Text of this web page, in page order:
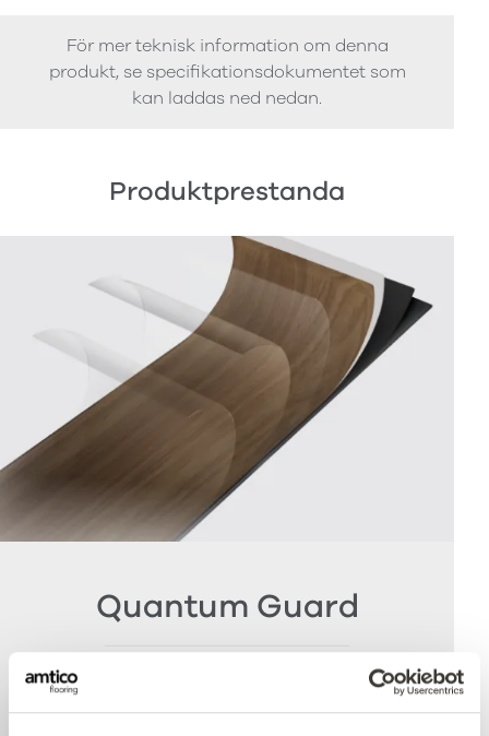
För mer teknisk information om denna
produkt, se specifikationsdokumentet som
kan laddas ned nedan.
Produktprestanda
Quantum Guard
The crowning feature of our Multiple Performance
System is our Quantum Guard urethane layer.